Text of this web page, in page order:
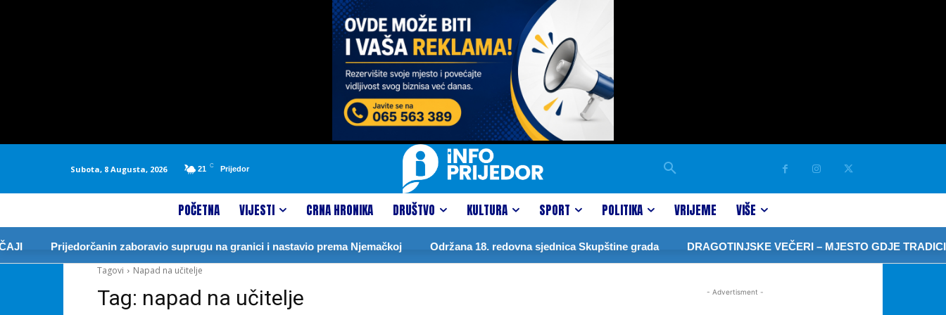
Subota, 8 Augusta, 2026 21 C Prijedor
POČETNA VIJESTI CRNA HRONIKA DRUŠTVO KULTURA SPORT POLITIKA VRIJEME VIŠE
Prijedorčanin zaboravio suprugu na granici i nastavio prema Njemačkoj Održana 18. redovna sjednica Skupštine grada
DRAGOTINJSKE VEČERI – MJESTO GDJE
Tagovi
Napad na učitelje
Tag: napad na učitelje - Advertisment -